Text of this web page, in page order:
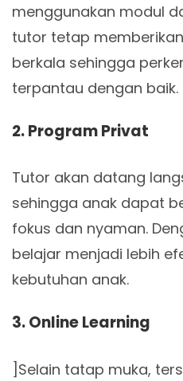
menggunakan modul
tutor tetap
berkala sehingga
terpantau dengan baik.
2. Program Privat
Tutor akan datang
sehingga anak dapat
fokus dan nyaman.
belajar menjadi lebih
kebutuhan anak.
3. Online Learning
]Selain tatap muka,